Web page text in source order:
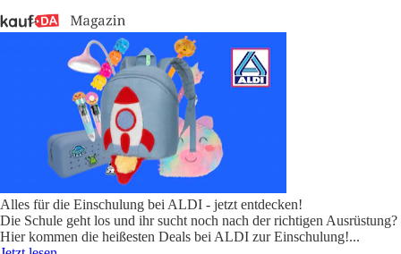
Alles für die Einschulung bei ALDI - jetzt entdecken!
Die Schule geht los und ihr sucht noch nach der richtigen Ausrüstung?
Hier kommen die heißesten Deals bei ALDI zur Einschulung!...